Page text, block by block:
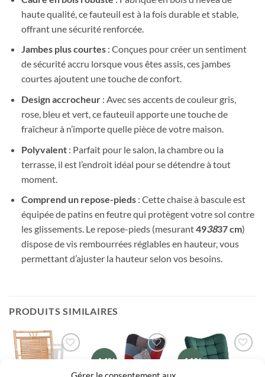
haute qualité, ce fauteuil est à la fois durable et stable,
offrant une sécurité renforcée.
Jambes plus courtes: Conçues pour créer un sentiment
de sécurité accru lorsque vous êtes assis, ces jambes
courtes ajoutent une touche de confort.
Design accrocheur: Avec ses accents de couleur gris,
rose, bleu et vert, ce fauteuil apporte une touche de
fraîcheur à n’importe quelle pièce de votre maison.
Polyvalent: Parfait pour le salon, la chambre ou la
terrasse, il est l’endroit idéal pour se détendre à tout
moment.
Comprend un repose-pieds: Cette chaise à bascule est
équipée de patins en feutre qui protègent votre sol contre
les glissements. Le repose-pieds (mesurant493837 cm)
dispose de vis rembourrées réglables en hauteur, vous
permettant d’ajuster la hauteur selon vos besoins.
PRODUITS SIMILAIRES
Ajouter
-14%
Ajouter
-11%
Ajouter